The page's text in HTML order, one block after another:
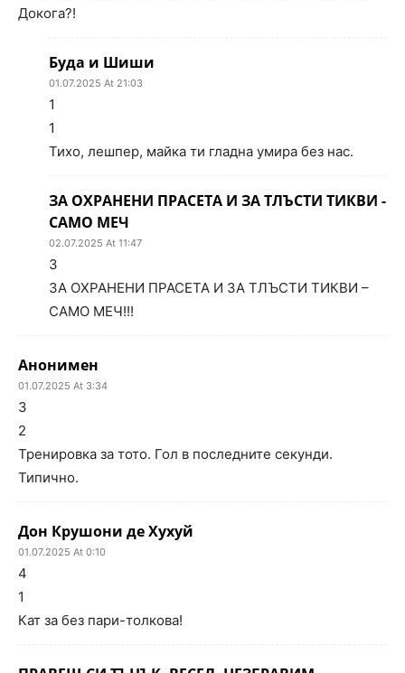
Докога?!
Буда и Шиши
01.07.2025 At 21:03
1
1
Тихо, лешпер, майка ти гладна умира без нас.
ЗА ОХРАНЕНИ ПРАСЕТА И ЗА ТЛЪСТИ ТИКВИ -
САМО МЕЧ
02.07.2025 At 11:47
3
ЗА ОХРАНЕНИ ПРАСЕТА И ЗА ТЛЪСТИ ТИКВИ –
САМО МЕЧ!!!
Анонимен
01.07.2025 At 3:34
3
2
Тренировка за тото. Гол в последните секунди.
Типично.
Дон Крушони де Хухуй
01.07.2025 At 0:10
4
1
Кат за без пари-толкова!